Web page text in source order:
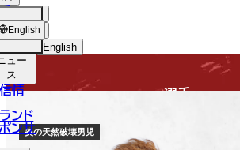
English
ョッ
プ
ュー
ス
情
ンド
ンサ
English
選手
炎の天然破壊男児